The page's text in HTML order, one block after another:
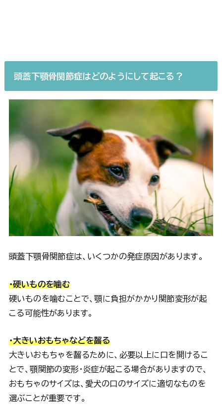
頭蓋下顎骨関節症はどのようにして起こる？
頭蓋下顎骨関節症は、いくつかの発症原因があります。
・硬いものを噛む
硬いものを噛むことで、顎に負担がかかり関節変形が起
こる可能性があります。
・大きいおもちゃなどを齧る
大きいおもちゃを齧るために、必要以上に口を開けるこ
とで、顎関節の変形・炎症が起こる場合がありますので、
おもちゃのサイズは、愛犬の口のサイズに適切なものを
選ぶことが重要です。